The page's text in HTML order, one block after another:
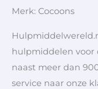
Merk: Cocoons
hulpmiddelen voor
naast meer dan
service naar onze